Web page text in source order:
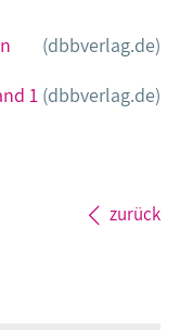
(dbbverlag.de)
1 (dbbverlag.de)
zurück